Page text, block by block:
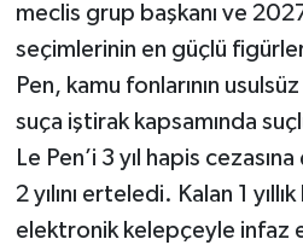
meclis grup başkanı ve
seçimlerinin en güçlü
Pen, kamu fonlarının
suça iştirak kapsamında
Le Pen’i 3 yıl hapis
2 yılını erteledi. Kalan 1
elektronik kelepçeyle infaz